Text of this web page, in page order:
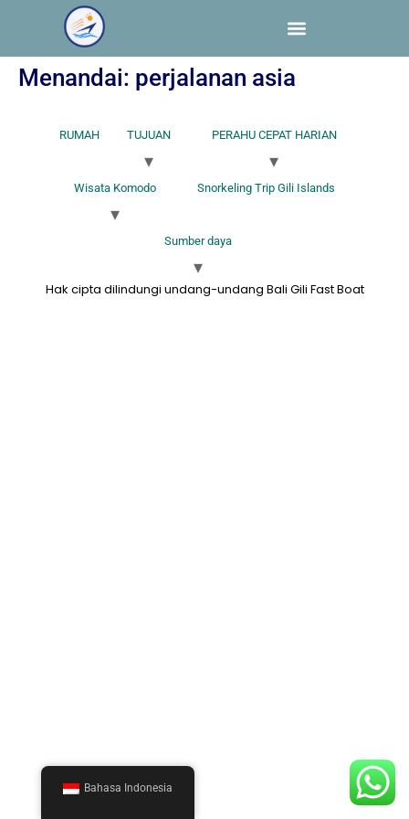
Menandai: perjalanan asia
RUMAH TUJUAN PERAHU CEPAT HARIAN
Wisata Komodo Snorkeling Trip Gili Islands
Sumber daya
Hak cipta dilindungi undang-undang Bali Gili Fast Boat
Bahasa Indonesia